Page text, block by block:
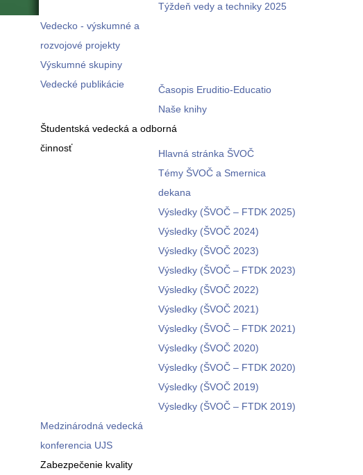
Týždeň vedy a techniky 2025
Vedecko - výskumné a
rozvojové projekty
Výskumné skupiny
Vedecké publikácie
Časopis Eruditio-Educatio
Naše knihy
Študentská vedecká a odborná
činnosť
Hlavná stránka ŠVOČ
Témy ŠVOČ a Smernica
dekana
Výsledky (ŠVOČ – FTDK 2025)
Výsledky (ŠVOČ 2024)
Výsledky (ŠVOČ 2023)
Výsledky (ŠVOČ – FTDK 2023)
Výsledky (ŠVOČ 2022)
Výsledky (ŠVOČ 2021)
Výsledky (ŠVOČ – FTDK 2021)
Výsledky (ŠVOČ 2020)
Výsledky (ŠVOČ – FTDK 2020)
Výsledky (ŠVOČ 2019)
Výsledky (ŠVOČ – FTDK 2019)
Medzinárodná vedecká
konferencia UJS
Zabezpečenie kvality